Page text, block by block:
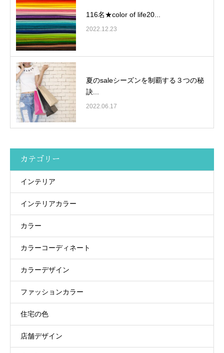
116名★color of life20...
2022.12.23
夏のsaleシーズンを制覇する３つの秘
訣...
2022.06.17
カテゴリー
インテリア
インテリアカラー
カラー
カラーコーディネート
カラーデザイン
ファッションカラー
住宅の色
店舗デザイン